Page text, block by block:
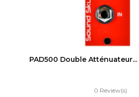
PAD500 Double Atténuateur...
0 Review(s)